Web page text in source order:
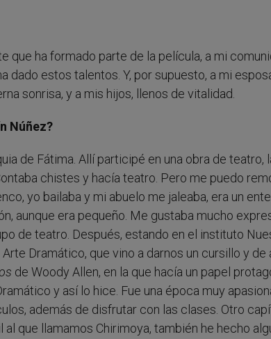
que ha formado parte de la película, a mi
dado estos talentos. Y, por supuesto, a mi
sonrisa, y a mis hijos, llenos de vitalidad.
Núñez?
de Fátima. Allí participé en una obra de teatro,
chistes y hacía teatro. Pero me puedo
yo bailaba y mi abuelo me jaleaba, era un
aunque era pequeño. Me gustaba mucho
de teatro. Después, estando en el instituto
Dramático, que vino a darnos un cursillo y de
de Woody Allen, en la que hacía un papel
y así lo hice. Fue una época muy
además de disfrutar con las clases. Otro
que llamamos Chirimoya, también he hecho